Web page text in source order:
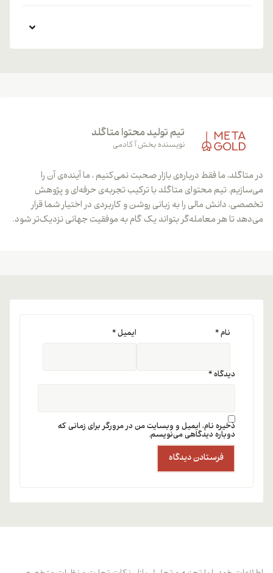
تیم تولید محتوا متاگلد
نویسنده بخش آکادمی
در متاگلد، ما فقط درباره‌ی بازار صحبت نمی‌کنیم ، ما آینده‌ی آن را
می‌سازیم. تیم محتوای متاگلد با ترکیب تجربه‌ی حرفه‌ای و پژوهش
تخصصی، دانش مالی را به زبانی روشن و کاربردی در اختیار شما قرار
می‌دهد تا هر معامله‌گر بتواند یک گام به موفقیت جهانی نزدیک‌تر شود.
دیدگاه*
نام* ایمیل*
ذخیره نام، ایمیل و وبسایت من در مرورگر برای زمانی که
دوباره دیدگاهی می‌نویسم.